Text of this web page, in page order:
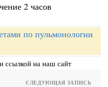
2 часов
по пульмонологии
ссылкой на наш сайт
СЛЕДУЮЩАЯ ЗАПИСЬ